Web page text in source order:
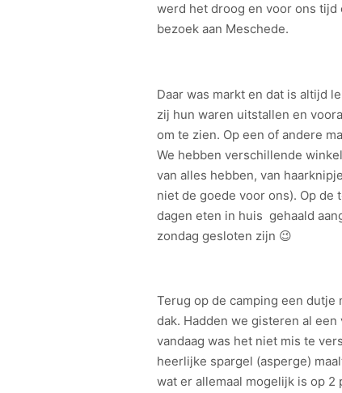
werd het droog en voor ons
bezoek aan Meschede.
Daar was markt en dat is altijd
zij hun waren uitstallen en
om te zien. Op een of andere
We hebben verschillende
van alles hebben, van
niet de goede voor ons). Op
dagen eten in huis gehaald
zondag gesloten zijn 😉
Terug op de camping een dutje
dak. Hadden we gisteren al
vandaag was het niet mis te
heerlijke spargel (asperge)
wat er allemaal mogelijk is op 2